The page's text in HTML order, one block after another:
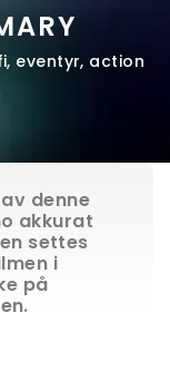
eventyr, action
denne
akkurat
settes
i
på